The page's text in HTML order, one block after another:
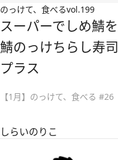
のっけて、食べるvol.199
スーパーでしめ鯖
鯖のっけちらし寿
プラス
【1月】のっけて、食べる #26
しらいのりこ